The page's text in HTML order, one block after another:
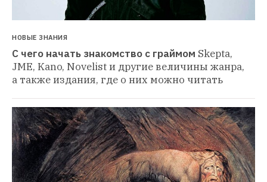
НОВЫЕ ЗНАНИЯ
С чего начать знакомство с граймом Skepta,
JME, Kano, Novelist и другие величины жанра,
а также издания, где о них можно читать